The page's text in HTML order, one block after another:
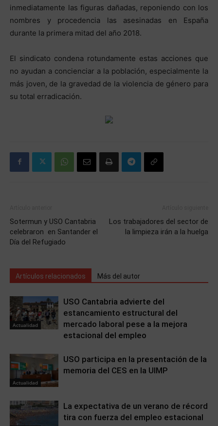
inmediatamente las figuras dañadas, reponiendo con los
nombres y procedencia las asesinadas en España
durante la primera mitad del año 2018.
El sindicato condena rotundamente estas acciones que
no ayudan a concienciar a la población, especialmente la
más joven, de la gravedad de la violencia de género para
su total erradicación.
Sotermun y USO Cantabria
celebraron en Santander el
Día del Refugiado
Los trabajadores del sector de
la limpieza irán a la huelga
Artículos relacionados Más del autor
Actualidad
USO Cantabria advierte del
estancamiento estructural del
mercado laboral pese a la mejora
estacional del empleo
Actualidad
USO participa en la presentación de la
memoria del CES en la UIMP
La expectativa de un verano de récord
tira con fuerza del empleo estacional